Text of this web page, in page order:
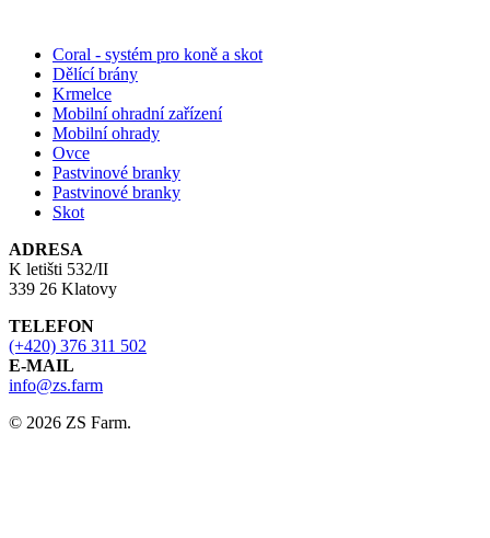
Coral - systém pro koně a skot
Dělící brány
Krmelce
Mobilní ohradní zařízení
Mobilní ohrady
Ovce
Pastvinové branky
Pastvinové branky
Skot
ADRESA
K letišti 532/II
339 26 Klatovy
TELEFON
(+420) 376 311 502
E-MAIL
info@zs.farm
© 2026 ZS Farm.